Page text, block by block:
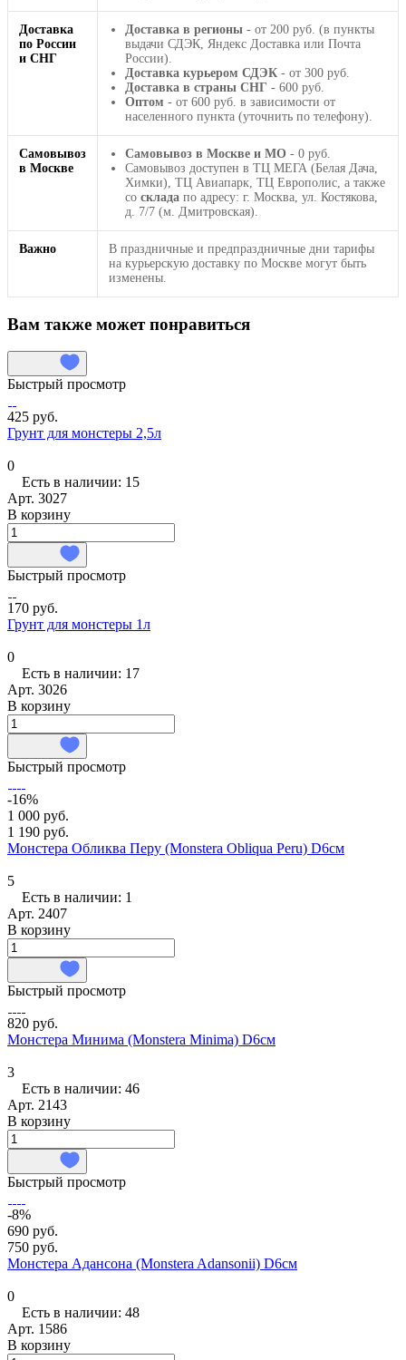
Доставка
по России
и СНГ
Доставка в регионы - от 200 руб. (в пункты
выдачи СДЭК, Яндекс Доставка или Почта
России).
Доставка курьером СДЭК - от 300 руб.
Доставка в страны СНГ - 600 руб.
Оптом - от 600 руб. в зависимости от
населенного пункта (уточнить по телефону).
Самовывоз
в Москве
Самовывоз в Москве и МО - 0 руб.
Самовывоз доступен в ТЦ МЕГА (Белая Дача,
Химки), ТЦ Авиапарк, ТЦ Европолис, а также
со склада по адресу: г. Москва, ул. Костякова,
д. 7/7 (м. Дмитровская).
Важно
В праздничные и предпраздничные дни тарифы
на курьерскую доставку по Москве могут быть
изменены.
Вам также может понравиться
Быстрый просмотр
425 руб.
Грунт для монстеры 2,5л
0
Есть в наличии: 15
Арт. 3027
В корзину
Быстрый просмотр
170 руб.
Грунт для монстеры 1л
0
Есть в наличии: 17
Арт. 3026
В корзину
Быстрый просмотр
-16%
1 000 руб.
1 190 руб.
Монстера Обликва Перу (Monstera Obliqua Peru) D6см
5
Есть в наличии: 1
Арт. 2407
В корзину
Быстрый просмотр
820 руб.
Монстера Минима (Monstera Minima) D6см
3
Есть в наличии: 46
Арт. 2143
В корзину
Быстрый просмотр
-8%
690 руб.
750 руб.
Монстера Адансона (Monstera Adansonii) D6см
0
Есть в наличии: 48
Арт. 1586
В корзину